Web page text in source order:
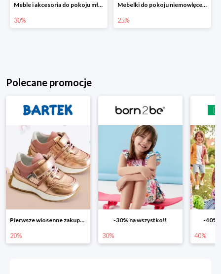
Meble i akcesoria do pokoju młodzieżowego w Black Red White do -30%
30%
Mebelki do pokoju niemowlęcego do -25% w Black Red White
25%
Polecane promocje
Pierwsze wiosenne zakupy -20%
20%
-30% na wszystko!!
30%
-40%
40%